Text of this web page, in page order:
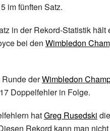
im fünften Satz.
in der Rekord-Statistik
bei den Wimbledon
Runde derWimbledon
17 Doppelfehler in Folge.
hatGreg Rusedski
Rekord kann man